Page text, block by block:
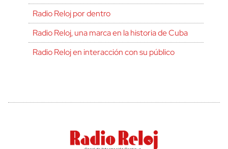
Radio Reloj por dentro
Radio Reloj, una marca en la historia de Cuba
Radio Reloj en interacción con su público